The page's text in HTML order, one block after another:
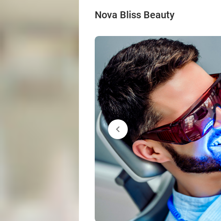
Nova Bliss Beauty
chevron_left